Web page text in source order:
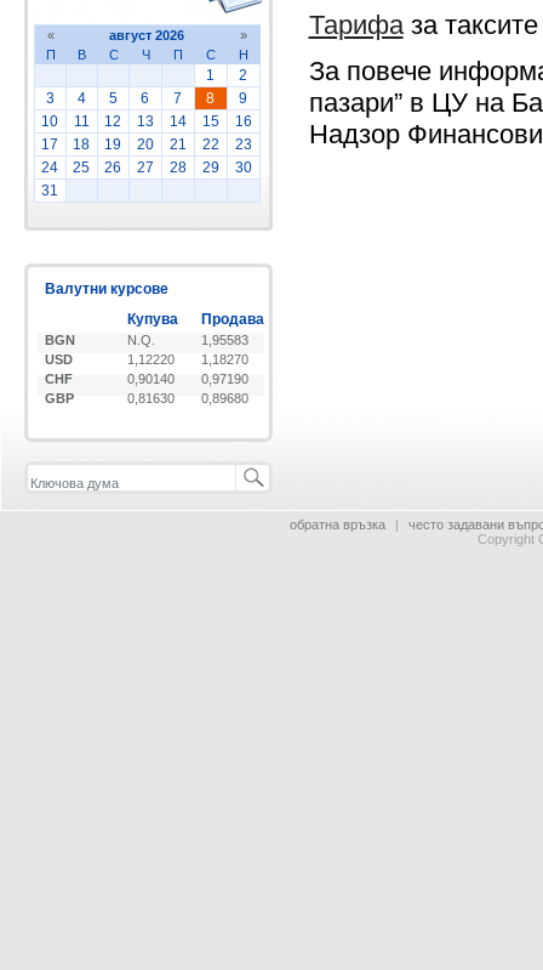
« август 2026
»
П
В С Ч П С Н
1
2
3
4 5 6 7 8
9
10
11 12 13 14 15
16
17
18 19 20 21 22
23
24
25 26 27 28 29
30
31
Валутни курсове
Купува
Продава
BGN N.Q.
1,95583
USD
1,12220
1,18270
CHF
0,90140
0,97190
GBP
0,81630 0,89680
Тарифаза
За повече
пазари” в ЦУ на
Надзор
обратна връзка |
често задавани
Copyright